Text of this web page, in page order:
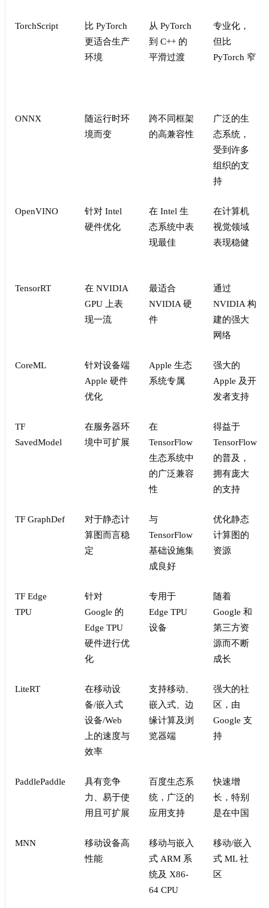
TorchScript
比 PyTorch
更适合生产
环境
从 PyTorch
到 C++ 的
平滑过渡
专业化，
但比
PyTorch 窄
ONNX
随运行时环
境而变
跨不同框架
的高兼容性
广泛的生
态系统，
受到许多
组织的支
持
OpenVINO
针对 Intel
硬件优化
在 Intel 生
态系统中表
现最佳
在计算机
视觉领域
表现稳健
TensorRT
在 NVIDIA
GPU 上表
现一流
最适合
NVIDIA 硬
件
通过
NVIDIA 构
建的强大
网络
CoreML
针对设备端
Apple 硬件
优化
Apple 生态
系统专属
强大的
Apple 及开
发者支持
TF
SavedModel
在服务器环
境中可扩展
在
TensorFlow
生态系统中
的广泛兼容
性
得益于
TensorFlow
的普及，
拥有庞大
的支持
TF GraphDef
对于静态计
算图而言稳
定
与
TensorFlow
基础设施集
成良好
优化静态
计算图的
资源
TF Edge
TPU
针对
Google 的
Edge TPU
硬件进行优
化
专用于
Edge TPU
设备
随着
Google 和
第三方资
源而不断
成长
LiteRT
在移动设
备/嵌入式
设备/Web
上的速度与
效率
支持移动、
嵌入式、边
缘计算及浏
览器端
强大的社
区，由
Google 支
持
PaddlePaddle
具有竞争
力、易于使
用且可扩展
百度生态系
统，广泛的
应用支持
快速增
长，特别
是在中国
MNN
移动设备高
性能
移动与嵌入
式 ARM 系
统及 X86-
64 CPU
移动/嵌入
式 ML 社
区